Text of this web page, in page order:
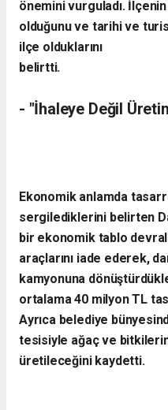
önemini vurguladı.
olduğunu ve tarihi ve
ilçe olduklarını
belirtti.
- "İhaleye Değil
Ekonomik anlamda
sergilediklerini belirten
bir ekonomik tablo
araçlarını iade ederek,
kamyonuna
ortalama 40 milyon TL
Ayrıca belediye
tesisiyle ağaç ve
üretileceğini kaydetti.